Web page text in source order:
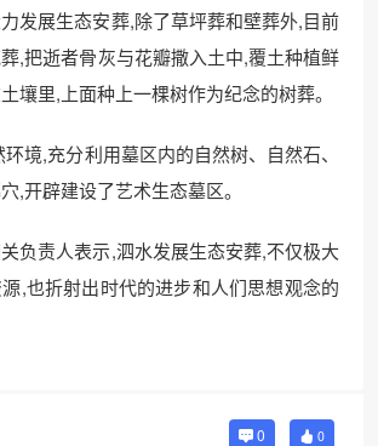
发展生态安葬,除了草坪葬和壁葬外,目前
,把逝者骨灰与花瓣撒入土中,覆土种植鲜
壤里,上面种上一棵树作为纪念的树葬。
境,充分利用墓区内的自然树、自然石、
,开辟建设了艺术生态墓区。
负责人表示,泗水发展生态安葬,不仅极大
,也折射出时代的进步和人们思想观念的
0 0